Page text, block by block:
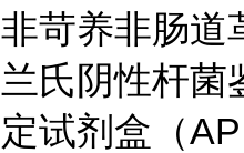
非苛养非肠道
兰氏阴性杆菌
定试剂盒（